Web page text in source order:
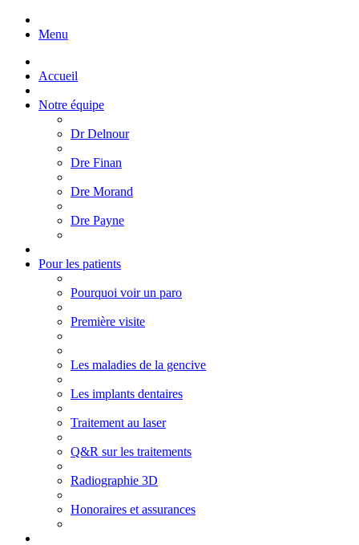
Menu
Accueil
Notre équipe
Dr Delnour
Dre Finan
Dre Morand
Dre Payne
Pour les patients
Pourquoi voir un paro
Première visite
Les maladies de la gencive
Les implants dentaires
Traitement au laser
Q&R sur les traitements
Radiographie 3D
Honoraires et assurances